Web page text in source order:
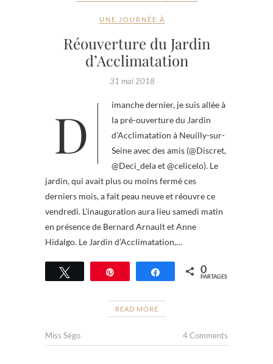
UNE JOURNÉE À
Réouverture du Jardin
d’Acclimatation
31 mai 2018
Dimanche dernier, je suis allée à
la pré-ouverture du Jardin
d’Acclimatation à Neuilly-sur-
Seine avec des amis (@Discret,
@Deci_dela et @celicelo). Le
jardin, qui avait plus ou moins fermé ces
derniers mois, a fait peau neuve et réouvre ce
vendredi. L’inauguration aura lieu samedi matin
en présence de Bernard Arnault et Anne
Hidalgo. Le Jardin d’Acclimatation,…
Tweetez Partagez0
PARTAGES
READ MORE
Miss Ségo 4 Comments